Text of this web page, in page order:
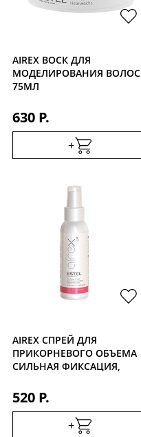
AIREX ВОСК ДЛЯ
МОДЕЛИРОВАНИЯ ВОЛОС
75МЛ
630 Р.
+
AIREX СПРЕЙ ДЛЯ
ПРИКОРНЕВОГО ОБЪЕМА
СИЛЬНАЯ ФИКСАЦИЯ,
520 Р.
+